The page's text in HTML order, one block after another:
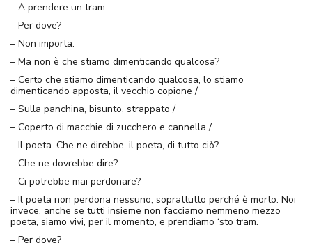
– A prendere un tram.
– Per dove?
– Non importa.
– Ma non è che stiamo dimenticando qualcosa?
– Certo che stiamo dimenticando qualcosa, lo stiamo
dimenticando apposta, il vecchio copione /
– Sulla panchina, bisunto, strappato /
– Coperto di macchie di zucchero e cannella /
– Il poeta. Che ne direbbe, il poeta, di tutto ciò?
– Che ne dovrebbe dire?
– Ci potrebbe mai perdonare?
– Il poeta non perdona nessuno, soprattutto perché è morto. Noi
invece, anche se tutti insieme non facciamo nemmeno mezzo
poeta, siamo vivi, per il momento, e prendiamo ‘sto tram.
– Per dove?